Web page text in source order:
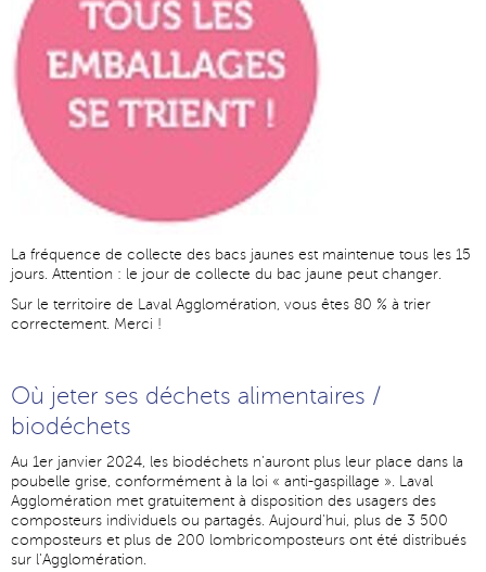
La fréquence de collecte des bacs jaunes est maintenue tous les 15
jours. Attention : le jour de collecte du bac jaune peut changer.
Sur le territoire de Laval Agglomération, vous êtes 80 % à trier
correctement. Merci !
Où jeter ses déchets alimentaires /
biodéchets
Au 1er janvier 2024, les biodéchets n’auront plus leur place dans la
poubelle grise, conformément à la loi « anti-gaspillage ». Laval
Agglomération met gratuitement à disposition des usagers des
composteurs individuels ou partagés. Aujourd’hui, plus de 3 500
composteurs et plus de 200 lombricomposteurs ont été distribués
sur l’Agglomération.